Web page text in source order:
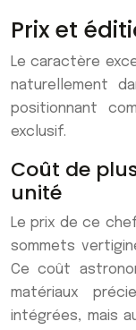
Prix et
Le caractère
naturellement
positionnant
exclusif.
Coût de
unité
Le prix de ce
sommets
Ce coût
matériaux
intégrées, mais